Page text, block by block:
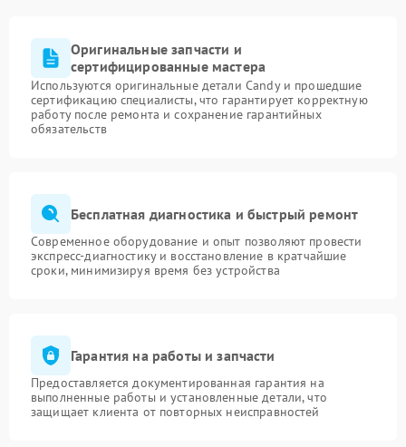
Оригинальные запчасти и
сертифицированные мастера
Используются оригинальные детали Candy и прошедшие
сертификацию специалисты, что гарантирует корректную
работу после ремонта и сохранение гарантийных
обязательств
Бесплатная диагностика и быстрый ремонт
Современное оборудование и опыт позволяют провести
экспресс-диагностику и восстановление в кратчайшие
сроки, минимизируя время без устройства
Гарантия на работы и запчасти
Предоставляется документированная гарантия на
выполненные работы и установленные детали, что
защищает клиента от повторных неисправностей